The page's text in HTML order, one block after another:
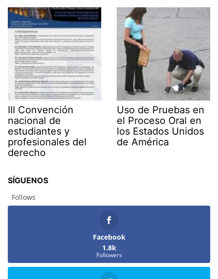
III Convención
nacional de
estudiantes y
profesionales del
derecho
Uso de Pruebas en
el Proceso Oral en
los Estados Unidos
de América
SÍGUENOS
Follows
Facebook
1.8k
Followers